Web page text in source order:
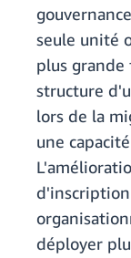
seule unité
plus
structure
lors de la
une
déployer